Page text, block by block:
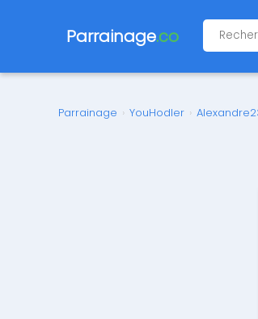
Parrainage.co
Parrainage › YouHodler ›